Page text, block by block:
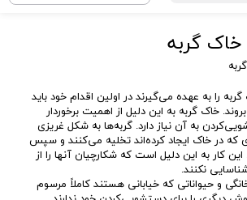
خاک گربه
گربه
را به عهده می‌گیرند در اولین اقدام خود باید
خاک گربه به این دلیل از اهمیت برخوردار
به آن نیاز دارد. گربه‌ها به شکل غریزی
که در خاک ایجاد کرده‌اند تخلیه می‌کنند و سپس
کار به این دلیل است که شکارچیان آنها را از
نکنند.
و حیواناتی که خیابانی هستند کاملاً مرسوم